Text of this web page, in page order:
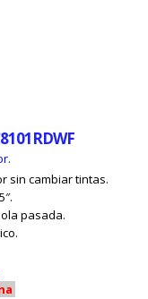
sin cambiar tintas.
pasada.